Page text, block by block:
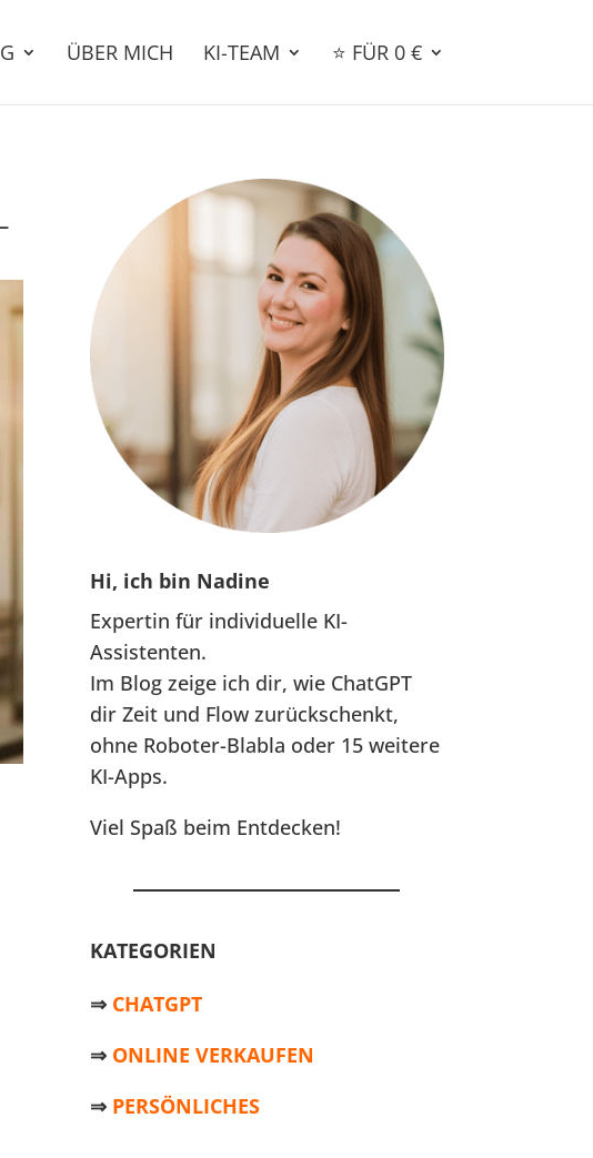
ÜBER MICH KI-TEAM ⭐ FÜR 0 €
Hi, ich bin Nadine
Expertin für individuelle KI-
Assistenten.
Im Blog zeige ich dir, wie ChatGPT
dir Zeit und Flow zurückschenkt,
ohne Roboter-Blabla oder 15 weitere
KI-Apps.
Viel Spaß beim Entdecken!
KATEGORIEN
⇒ CHATGPT
⇒ ONLINE VERKAUFEN
⇒ PERSÖNLICHES